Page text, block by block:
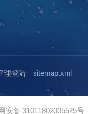
理登陆 sitemap.xml
安备 31011802005525号